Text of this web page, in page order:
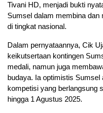
Tivani HD, menjadi bukti
Sumsel dalam membina
di tingkat nasional.
Dalam pernyataannya, Cik
keikutsertaan kontingen
medali, namun juga
budaya. Ia optimistis
kompetisi yang berlangsung
hingga 1 Agustus 2025.